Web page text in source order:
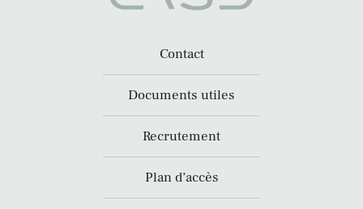
Contact
Documents utiles
Recrutement
Plan d’accès